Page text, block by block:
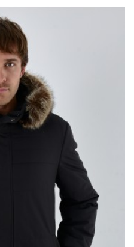
а также подходящей для
одеждой, так и с более
гарантирует
свойства, позволяя
даже в самые
известен своей
что позволяет
потливости. Чёрный
позволяя легко
аксессуарами и
для ценителей
в зимних условия.
характер, состав и
производителем